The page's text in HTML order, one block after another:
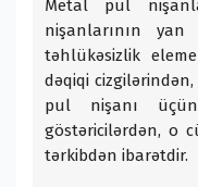
Metal pul
nişanlarının yan
təhlükəsizlik
dəqiqi
pul nişanı
göstəricilərdən, o
tərkibdən ibarətdir.